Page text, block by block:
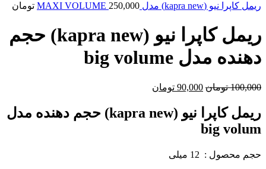
ریمل کاپرا نیو (kapra new) مدل MAXI VOLUME 250,000 تومان
ریمل کاپرا نیو (kapra new) حجم
دهنده مدل big volume
100,000 تومان قیمت
100,000 تومان
بود.
90,000 تومان
90,000 تومان
است.
ریمل کاپرا نیو (kapra new) حجم دهنده مدل
big volum
حجم محصول : 12 میلی